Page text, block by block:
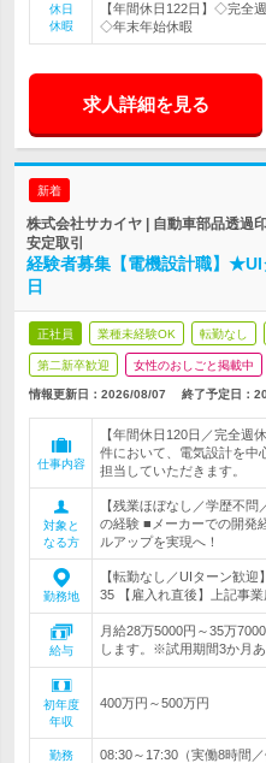
休日
休暇
【年間休日122日】◇完全
◇年末年始休暇
求人詳細を見る
新着
株式会社サカイヤ | 自動車部品透過
安定取引
経験者募集【電機設計職】
日
正社員 業種未経験OK 転勤なし
第二新卒歓迎 女性のおしごと掲載中
情報更新日：2026/08/07 終了予定日：
仕事内容
【年間休日120日／完全週
件において、電気設計を中
担当していただきます。
対象と
なる方
【残業ほぼなし／学歴不
の経験 ■メーカーでの開発
ルアップを実現へ！
勤務地
【転勤なし／UIターン歓
35 【雇入れ直後】上記事業
給与
月給28万5000円～35万
します。※試用期間3か月あ
初年度
年収
400万円～500万円
勤務
08:30～17:30（実働8時間